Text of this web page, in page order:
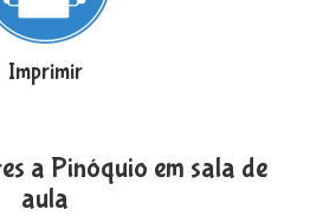
Imprimir
a Pinóquio em sala de
aula